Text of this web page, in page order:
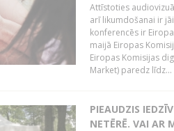
Attīstoties
arī likumdošanai ir
konferencēs ir
maijā Eiropas
Eiropas Komisijas
Market) paredz līdz...
PIEAUDZIS
NETĒRĒ. VAI AR